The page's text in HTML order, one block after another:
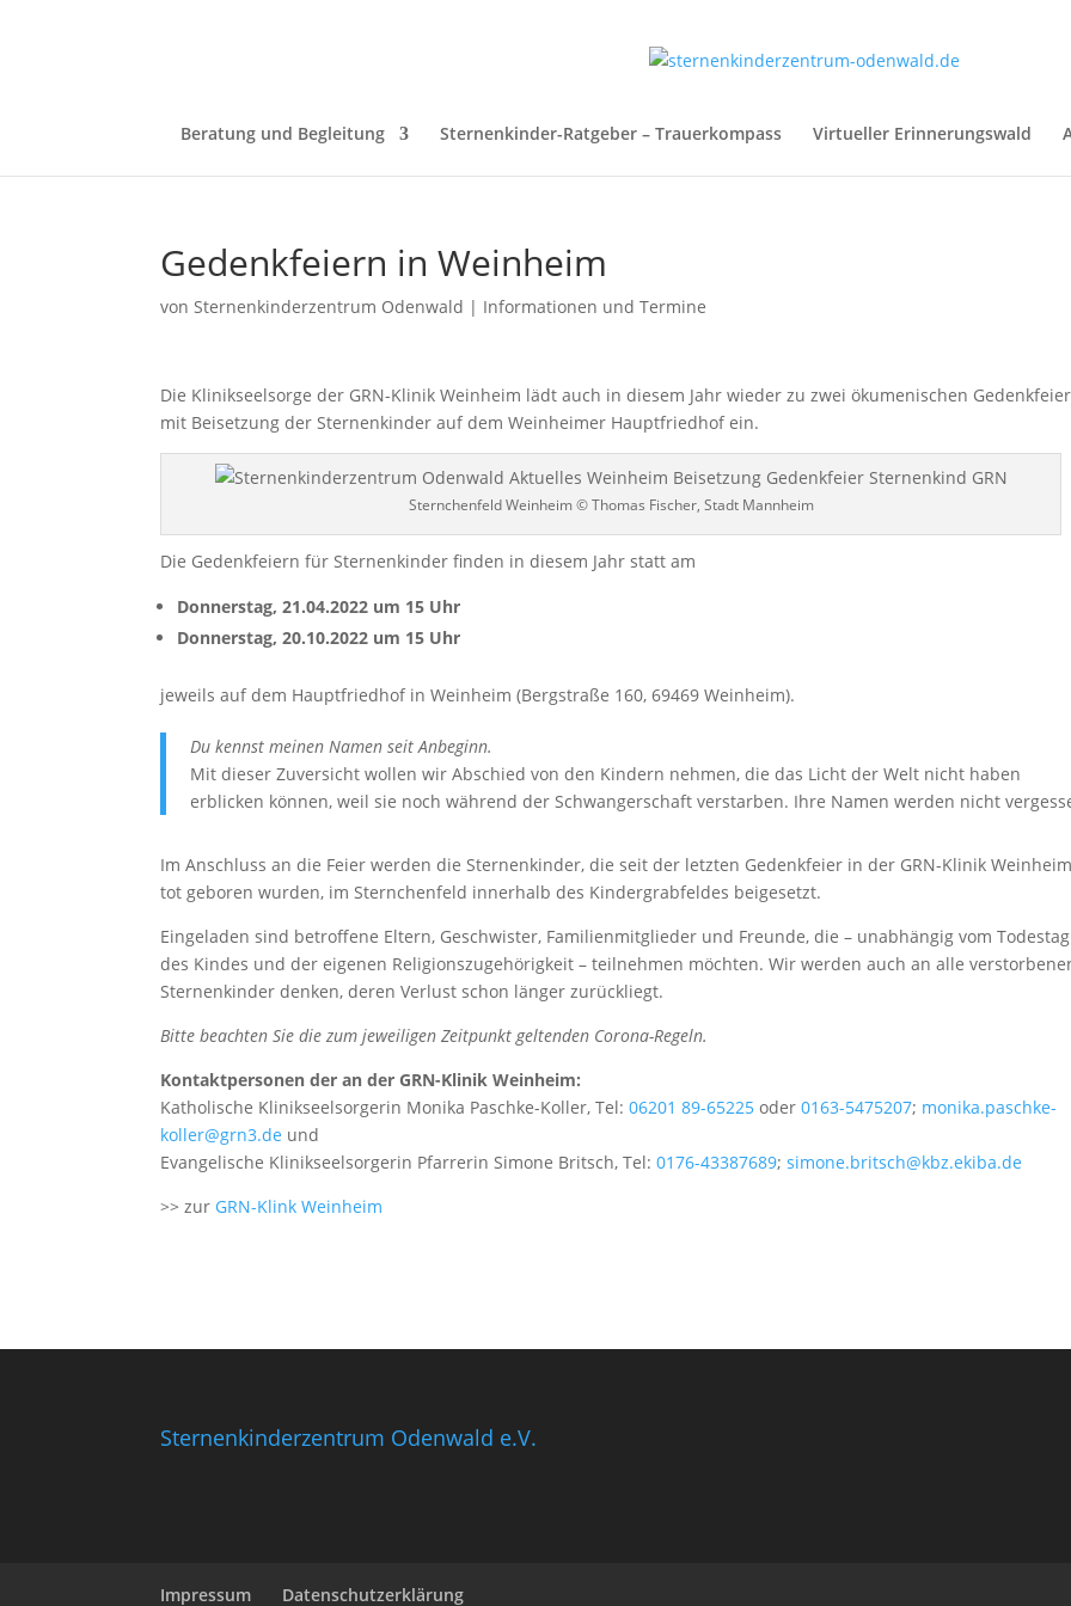
Beratung und Begleitung Sternenkinder-Ratgeber – Trauerkompass Virtueller Erinnerungswald
Gedenkfeiern in Weinheim
vonSternenkinderzentrum Odenwald | Informationen und Termine
Die Klinikseelsorge der GRN-Klinik Weinheim lädt auch in diesem Jahr wieder zu zwei ökumenischen
mit Beisetzung der Sternenkinder auf dem Weinheimer Hauptfriedhof ein.
Sternchenfeld Weinheim © Thomas Fischer, Stadt Mannheim
Die Gedenkfeiern für Sternenkinder finden in diesem Jahr statt am
Donnerstag, 21.04.2022 um 15 Uhr
Donnerstag, 20.10.2022 um 15 Uhr
jeweils auf dem Hauptfriedhof in Weinheim (Bergstraße 160, 69469 Weinheim).
Du kennst meinen Namen seit Anbeginn.
Mit dieser Zuversicht wollen wir Abschied von den Kindern nehmen, die das Licht der Welt nicht haben
erblicken können, weil sie noch während der Schwangerschaft verstarben. Ihre Namen werden nicht
Im Anschluss an die Feier werden die Sternenkinder, die seit der letzten Gedenkfeier in der GRN-Klinik Weinheim
tot geboren wurden, im Sternchenfeld innerhalb des Kindergrabfeldes beigesetzt.
Eingeladen sind betroffene Eltern, Geschwister, Familienmitglieder und Freunde, die – unabhängig vom Todestag
des Kindes und der eigenen Religionszugehörigkeit – teilnehmen möchten. Wir werden auch an alle
Sternenkinder denken, deren Verlust schon länger zurückliegt.
Bitte beachten Sie die zum jeweiligen Zeitpunkt geltenden Corona-Regeln.
Kontaktpersonen der an der GRN-Klinik Weinheim:
Katholische Klinikseelsorgerin Monika Paschke-Koller, Tel:06201 89-65225 oder0163-5475207; monika.paschke-
koller@grn3.de und
Evangelische Klinikseelsorgerin Pfarrerin Simone Britsch, Tel:0176-43387689;simone.britsch@kbz.ekiba.de
>> zur GRN-Klink Weinheim
Sternenkinderzentrum Odenwald e.V.
Impressum Datenschutzerklärung